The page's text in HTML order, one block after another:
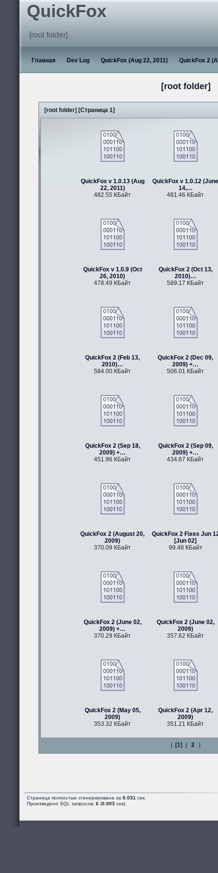
QuickFox
[root folder]
Главная Dev Log QuickFox (Aug 22, 2011) QuickFox 2
[root folder]
[root folder] [Страница 1]
QuickFox v 1.0.13 (Aug
22, 2011)
482.55 КБайт
QuickFox v 1.0.12
14,…
481.46 КБайт
QuickFox v 1.0.9 (Oct
26, 2010)
478.49 КБайт
QuickFox 2 (Oct 13,
2010)…
589.17 КБайт
QuickFox 2 (Feb 13,
2010)…
584.00 КБайт
QuickFox 2 (Dec 09,
2009) +…
506.01 КБайт
QuickFox 2 (Sep 18,
2009) +…
451.96 КБайт
QuickFox 2 (Sep 09,
2009) +…
434.67 КБайт
QuickFox 2 (August 20,
2009)
370.09 КБайт
QuickFox 2 Fixes Jun
[Jun 02]
99.48 КБайт
QuickFox 2 (June 02,
2009) +…
370.29 КБайт
QuickFox 2 (June 02,
2009)
357.62 КБайт
QuickFox 2 (May 05,
2009)
353.32 КБайт
QuickFox 2 (Apr 12,
2009)
351.21 КБайт
[1] 2
Страница полностью сгенерирована за 0.031 сек.
Произведено SQL запросов: 6 (0.003 сек).